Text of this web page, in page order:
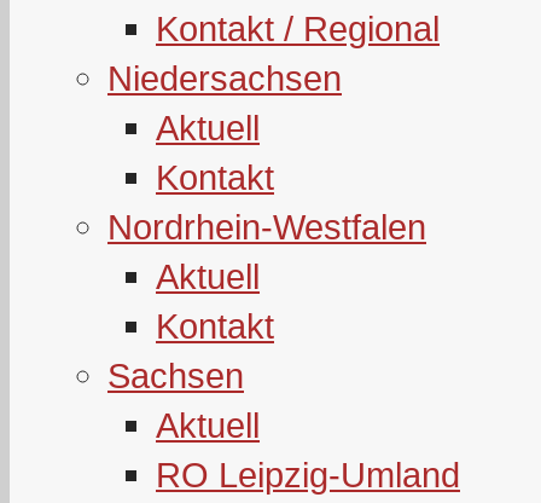
Kontakt / Regional
Niedersachsen
Aktuell
Kontakt
Nordrhein-Westfalen
Aktuell
Kontakt
Sachsen
Aktuell
RO Leipzig-Umland